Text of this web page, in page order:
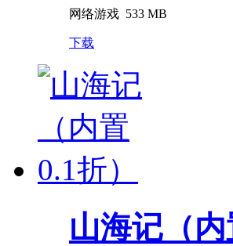
网络游戏 533 MB
下载
山海记（